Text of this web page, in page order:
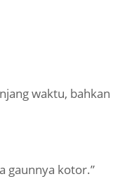
waktu, bahkan
gaunnya kotor.”